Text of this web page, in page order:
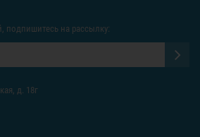
подпишитесь на рассылку:
д. 18г